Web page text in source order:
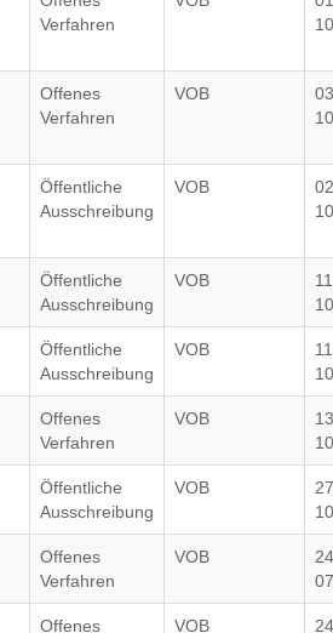
Verfahren
Offenes
Verfahren
VOB
Öffentliche
Ausschreibung
VOB
Öffentliche
Ausschreibung
VOB
Öffentliche
Ausschreibung
VOB
Offenes
Verfahren
VOB
Öffentliche
Ausschreibung
VOB
Offenes
Verfahren
VOB
Offenes VOB